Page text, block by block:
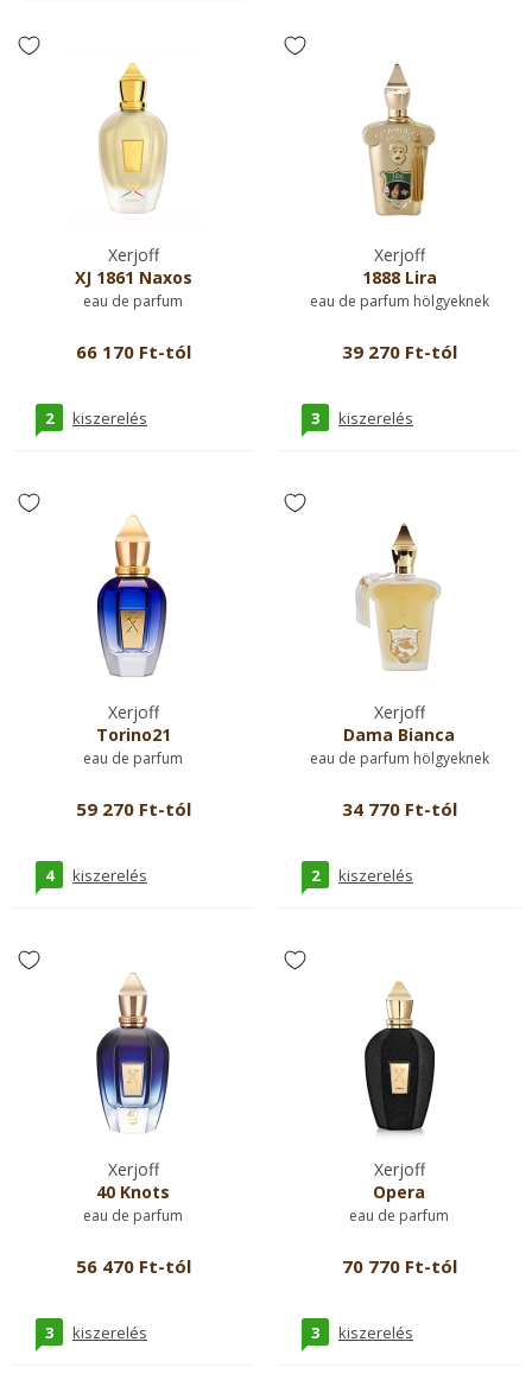
Xerjoff
XJ 1861 Naxos
eau de parfum
66 170 Ft-tól
2 kiszerelés
Xerjoff
1888 Lira
eau de parfum hölgyeknek
39 270 Ft-tól
3 kiszerelés
Xerjoff
Torino21
eau de parfum
59 270 Ft-tól
4 kiszerelés
Xerjoff
Dama Bianca
eau de parfum hölgyeknek
34 770 Ft-tól
2 kiszerelés
Xerjoff
40 Knots
eau de parfum
56 470 Ft-tól
3 kiszerelés
Xerjoff
Opera
eau de parfum
70 770 Ft-tól
3 kiszerelés